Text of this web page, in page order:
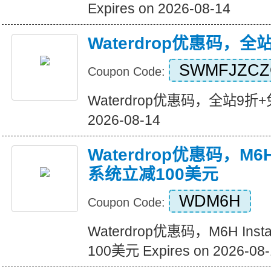
Expires on 2026-08-14
Waterdrop优惠码，全
Coupon Code:
Waterdrop优惠码，全站9折
2026-08-14
Waterdrop优惠码，
系统立减100美元
Coupon Code: WDM6H
Waterdrop优惠码，M6H
100美元 Expires on 2026-